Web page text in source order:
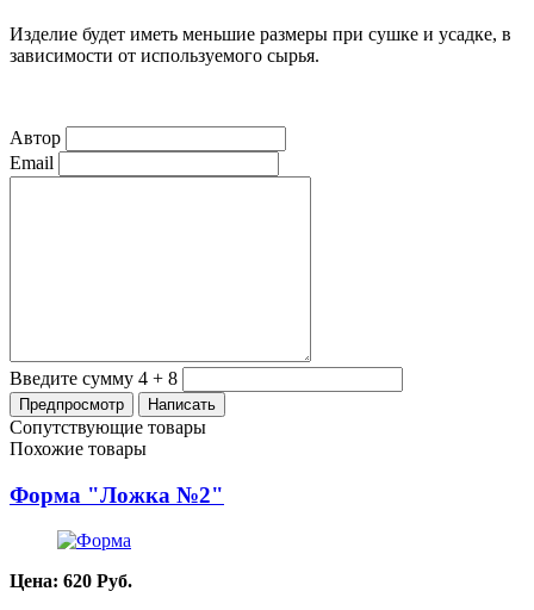
Изделие будет иметь меньшие размеры при сушке и усадке, в
зависимости от используемого сырья.
Автор
Email
Введите сумму 4 + 8
Сопутствующие товары
Похожие товары
Форма "Ложка №2"
Цена: 620 Руб.